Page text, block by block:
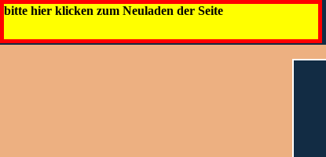
bitte hier klicken zum Neuladen der Seite